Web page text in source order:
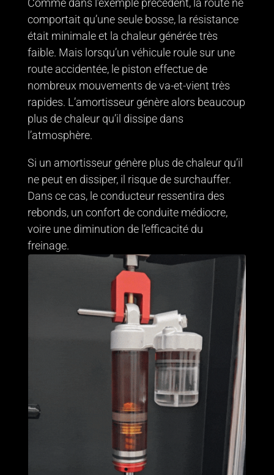
comportait qu’une seule bosse, la résistance
était minimale et la chaleur générée très
faible. Mais lorsqu’un véhicule roule sur une
route accidentée, le piston effectue de
nombreux mouvements de va-et-vient très
rapides. L’amortisseur génère alors beaucoup
plus de chaleur qu’il dissipe dans
l’atmosphère.
Si un amortisseur génère plus de chaleur qu’il
ne peut en dissiper, il risque de surchauffer.
Dans ce cas, le conducteur ressentira des
rebonds, un confort de conduite médiocre,
voire une diminution de l’efficacité du
freinage.